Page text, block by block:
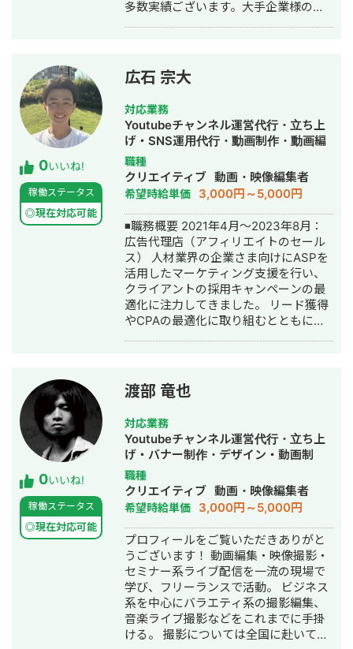
多数実績ございます。大手企業様の制
ださい！ 以下相談用リンク⤵︎ ︎
https://app.spirinc.com/patterns/
sharing/6af790e5-c539-4788-881e-
1e13434bbf22/confirm
0いいね!
稼働ステータス
◎現在対応可能
広石 宗大
対応業務
Youtubeチャンネル運営代行・立ち上
げ・SNS運用代行・動画制作・動画編
集
職種
クリエイティブ 動画・映像編集者
希望時給単価 3,000円～5,000円
◾️職務概要 2021年4月〜2023年8月：
広告代理店（アフィリエイトのセール
ス） 人材業界の企業さま向けにASPを
活用したマーケティング支援を行い、
クライアントの採用キャンペーンの最
適化に注力してきました。 リード獲得
やCPAの最適化に取り組むとともに、
SNSメディアの運営責任者として、企
業の魅力を最大限に引き出し、ターゲ
ット層に向けた効果的なコンテンツを
制作しています。 【転職コンパス】
TikTok：
https://www.tiktok.com/
Instagram：
https://www.instagram.com/
YouTube：
https://www.youtube.com/
0いいね!
稼働ステータス
◎現在対応可能
渡部 竜也
対応業務
Youtubeチャンネル運営代行・立ち上
げ・バナー制作・デザイン・動画制
作・動画編集
職種
クリエイティブ 動画・映像編集者
希望時給単価 3,000円～5,000円
プロフィールをご覧いただきありがと
うございます！ 動画編集・映像撮影・
セミナー系ライブ配信を一流の現場で
学び、フリーランスで活動。 ビジネス
系を中心にバラエティ系の撮影編集、
音楽ライブ撮影などをこれまでに手掛
ける。 撮影については全国に赴いて対